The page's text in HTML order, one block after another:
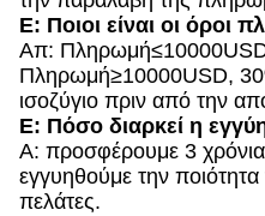
Ε: Ποιοι είναι οι όροι
Απ:
Πληρωμή≥10000USD,
ισοζύγιο πριν από την
Ε: Πόσο διαρκεί η
Α: προσφέρουμε 3
εγγυηθούμε την
πελάτες.